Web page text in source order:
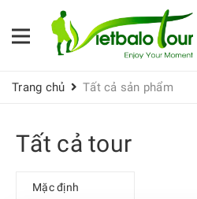
Trang chủ Tất cả sản phẩm
Tất cả tour
Mặc định